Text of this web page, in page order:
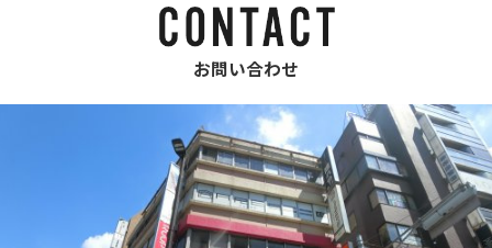
お問い合わせ